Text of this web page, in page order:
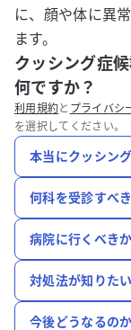
に、顔や体に異
ます。
クッシング症
何ですか？
利用規約と プライバシ
を選択してください。
本当にクッシン
何科を受診すべ
病院に行くべき
対処法が知りたい
今後どうなるの